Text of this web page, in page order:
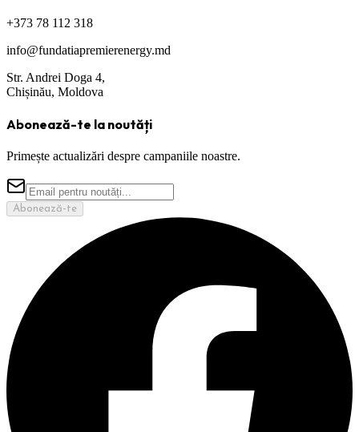
+373 78 112 318
info@fundatiapremierenergy.md
Str. Andrei Doga 4,
Chișinău, Moldova
Abonează-te la noutăți
Primește actualizări despre campaniile noastre.
Abonează-te